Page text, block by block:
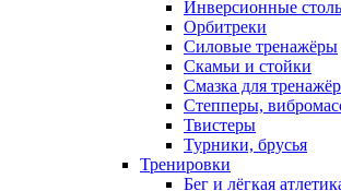
Инверсионные
Орбитреки
Силовые тренажёры
Скамьи и стойки
Смазка для
Степперы,
Твистеры
Турники, брусья
Тренировки
Бег и лёгкая